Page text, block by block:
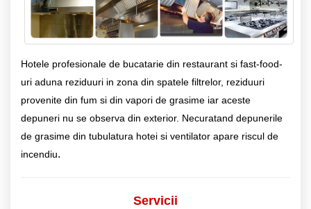
Hotele profesionale de bucatarie din restaurant si fast-food-
uri aduna reziduuri in zona din spatele filtrelor, reziduuri
provenite din fum si din vapori de grasime iar aceste
depuneri nu se observa din exterior. Necuratand depunerile
de grasime din tubulatura hotei si ventilator apare riscul de
incendiu.
Servicii